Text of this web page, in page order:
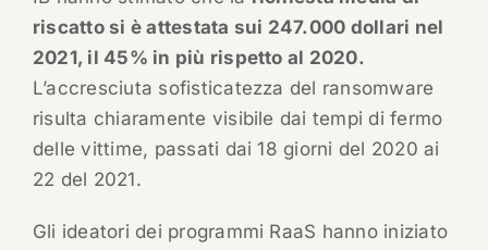
riscatto si è attestata sui 247.000 dollari nel
2021, il 45% in più rispetto al 2020.
L’accresciuta sofisticatezza del ransomware
risulta chiaramente visibile dai tempi di fermo
delle vittime, passati dai 18 giorni del 2020 ai
22 del 2021.
Gli ideatori dei programmi RaaS hanno iniziato